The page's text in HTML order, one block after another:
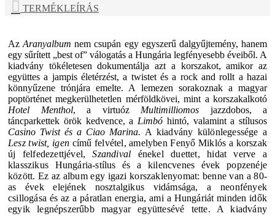
TERMÉKLEÍRÁS
AzAranyalbum nem csupán egy egyszerű dalgyűjtemény, hanem
egy sűrített „best of” válogatás a Hungária legfényesebb éveiből. A
kiadvány tökéletesen dokumentálja azt a korszakot, amikor az
együttes a jampis életérzést, a twistet és a rock and rollt a hazai
könnyűzene trónjára emelte. A lemezen sorakoznak a magyar
poptörténet megkerülhetetlen mérföldkövei, mint a korszakalkotó
Hotel Menthol, a virtuóz Multimilliomos jazzdobos, a
táncparkettek örök kedvence, a Limbó hintó, valamint a stílusos
Casino Twist és a Ciao Marina. A kiadvány különlegessége a
Lesz twist, igencímű felvétel, amelybenFenyő Miklós a korszak
új felfedezettjével, Szandival énekel duettet, hidat verve a
klasszikus Hungária-stílus és a kilencvenes évek popzenéje
között. Ez az album egy igazi korszaklenyomat: benne van a 80-
as évek elejének nosztalgikus vidámsága, a neonfények
csillogása és az a páratlan energia, ami a Hungáriát minden idők
egyik legnépszerűbb magyar együttesévé tette. A kiadvány